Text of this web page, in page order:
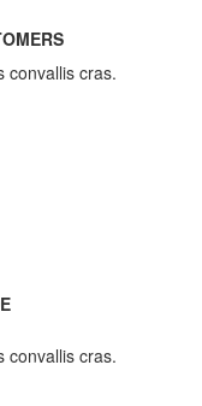
convallis cras.
convallis cras.